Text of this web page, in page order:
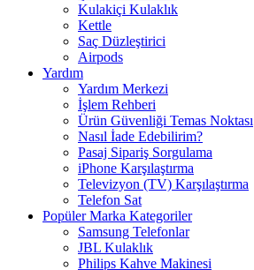
Kulakiçi Kulaklık
Kettle
Saç Düzleştirici
Airpods
Yardım
Yardım Merkezi
İşlem Rehberi
Ürün Güvenliği Temas Noktası
Nasıl İade Edebilirim?
Pasaj Sipariş Sorgulama
iPhone Karşılaştırma
Televizyon (TV) Karşılaştırma
Telefon Sat
Popüler Marka Kategoriler
Samsung Telefonlar
JBL Kulaklık
Philips Kahve Makinesi